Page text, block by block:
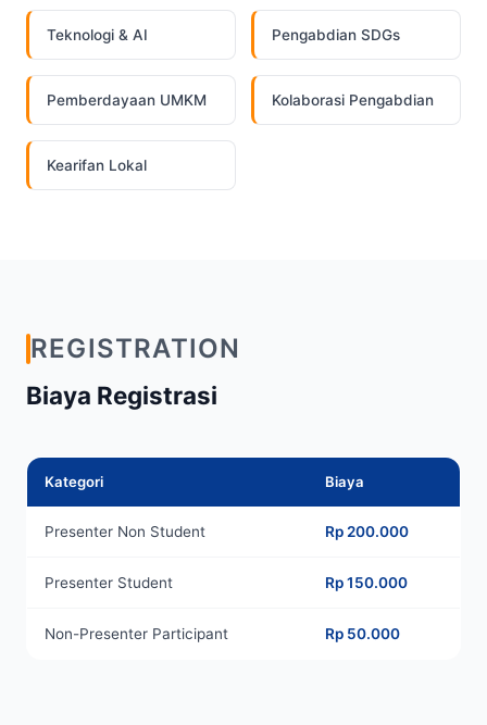
Teknologi & AI Pengabdian SDGs
Pemberdayaan UMKM Kolaborasi Pengabdian
Kearifan Lokal
REGISTRATION
Biaya Registrasi
Kategori Biaya
Presenter Non Student Rp 200.000
Presenter Student Rp 150.000
Non-Presenter Participant Rp 50.000